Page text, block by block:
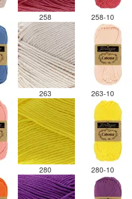
258 258-10
263 263-10
280 280-10